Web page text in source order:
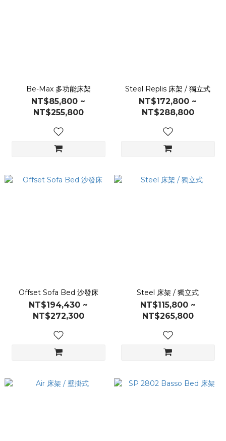
Be-Max 多功能床架
NT$85,800 ~
NT$255,800
Steel Replis 床架 / 獨立式
NT$172,800 ~
NT$288,800
Offset Sofa Bed 沙發床
NT$194,430 ~
NT$272,300
Steel 床架 / 獨立式
NT$115,800 ~
NT$265,800